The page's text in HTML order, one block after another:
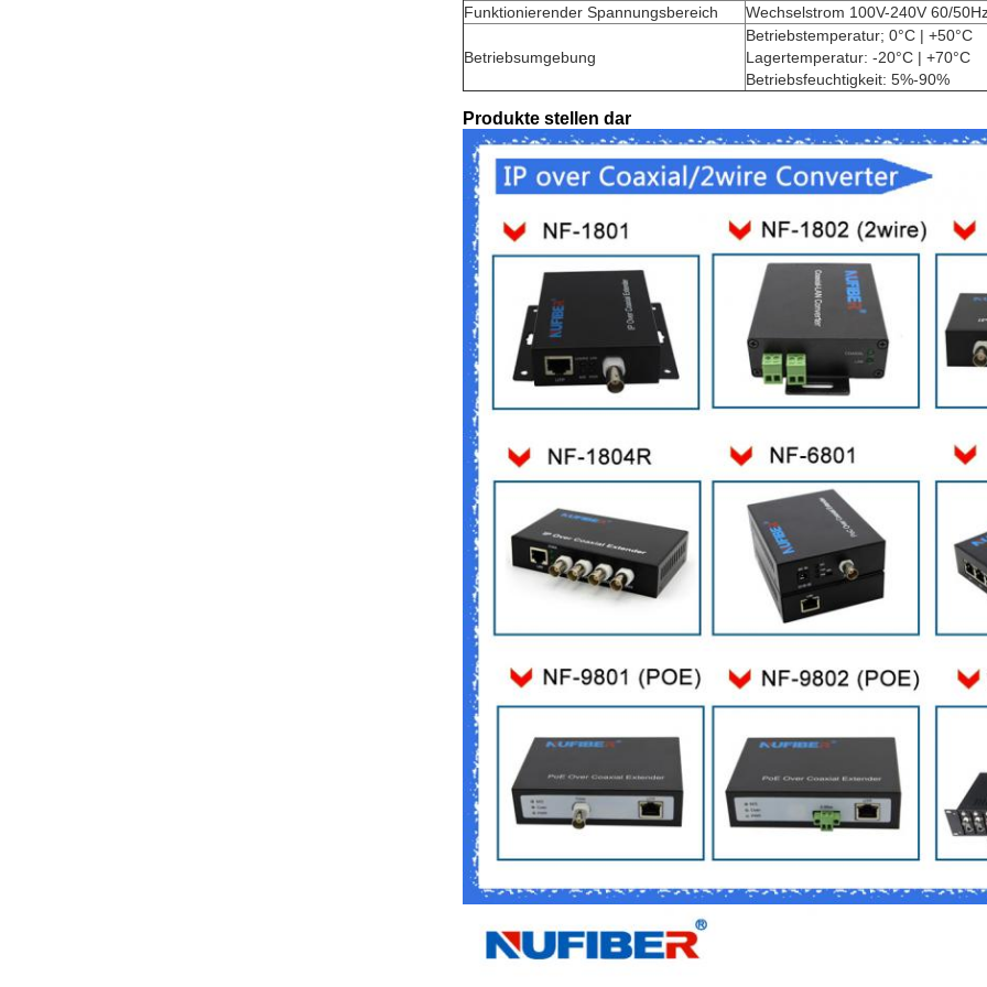
Funktionierender Spannungsbereich Wechselstrom 100V-240V 60/
Betriebsumgebung
Betriebstemperatur; 0°C | +50°C
Lagertemperatur: -20°C | +70°C
Betriebsfeuchtigkeit: 5%-90%
Produkte stellen dar